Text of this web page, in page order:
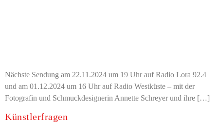
Nächste Sendung am 22.11.2024 um 19 Uhr auf Radio Lora 92.4
und am 01.12.2024 um 16 Uhr auf Radio Westküste – mit der
Fotografin und Schmuckdesignerin Annette Schreyer und ihre […]
Künstlerfragen